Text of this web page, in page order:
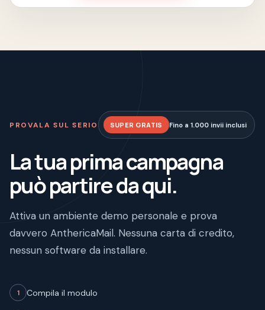
PROVALA SUL SERIO SUPER GRATIS Fino a 1.000 invii inclusi
La tua prima campagna
può partire da qui.
Attiva un ambiente demo personale e prova
davvero AnthericaMail. Nessuna carta di credito,
nessun software da installare.
1 Compila il modulo